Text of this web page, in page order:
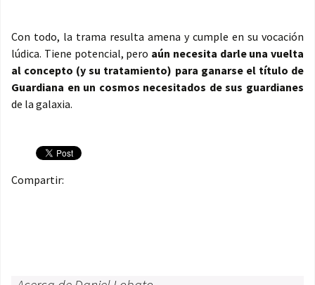
Con todo, la trama resulta amena y cumple en su vocación
lúdica. Tiene potencial, pero aún necesita darle una vuelta
al concepto (y su tratamiento) para ganarse el título de
Guardiana en un cosmos necesitados de sus guardianes
de la galaxia.
Compartir: